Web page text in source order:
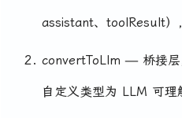
assistant、toolResult）
convertToLlm — 桥接
自定义类型为 LLM 可理